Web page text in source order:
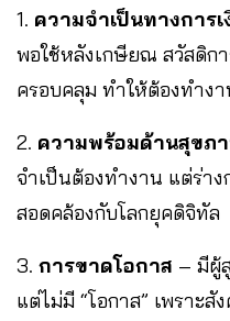
1. ความจำเป็นทางการเ
พอใช้หลังเกษียณ สวัสดิก
ครอบคลุม ทำให้ต้องทำงา
2. ความพร้อมด้านสุขภ
จำเป็นต้องทำงาน แต่ร่า
สอดคล้องกับโลกยุคดิจิทัล
3. การขาดโอกาส – มีผู้
แต่ไม่มี “โอกาส” เพราะสั